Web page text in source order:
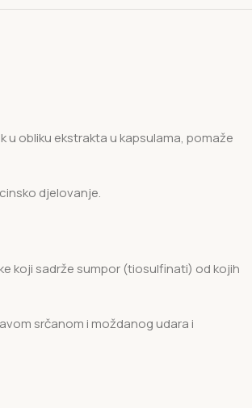
u obliku ekstrakta u kapsulama, pomaže
djelovanje.
koji sadrže sumpor (tiosulfinati) od kojih
srčanom i moždanog udara i